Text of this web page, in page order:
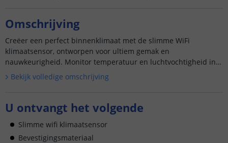
Omschrijving
Creëer een perfect binnenklimaat met de slimme WiFi
klimaatsensor, ontworpen voor ultiem gemak en
nauwkeurigheid. Monitor temperatuur en luchtvochtigheid in
real-time via de SmartLife-app en houd je omgeving altijd
comfortabel en gezond....
Bekijk volledige omschrijving
U ontvangt het volgende
Slimme wifi klimaatsensor
Bevestigingsmateriaal